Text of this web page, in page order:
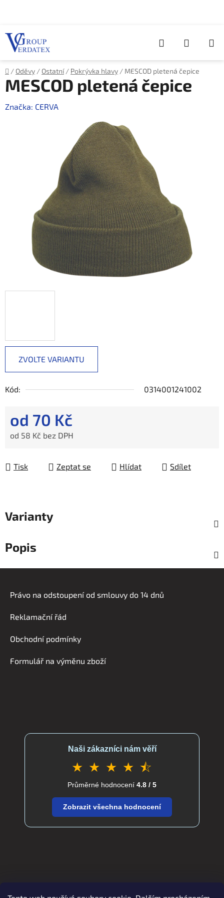
Hledat
KOŠÍK
Domů
/ Oděvy / Ostatní / Pokrývka hlavy / MESCOD pletená čepice
ZVOLTE VARIANTU
Kód: 0314001241002
od 70 Kč
od 58 Kč bez DPH
Tisk
Zeptat se Hlídat Sdílet
MESCOD pletená čepice
Značka: CERVA
Varianty
Popis
Právo na odstoupení od smlouvy do 14 dnů
Reklamační řád
Obchodní podmínky
Formulář na výměnu zboží
Naši zákazníci nám věří
★ ★ ★ ★ ⯪
Průměrné hodnocení 4.8 / 5
Zobrazit všechna hodnocení